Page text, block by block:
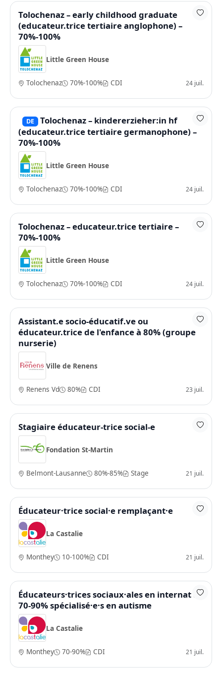
Tolochenaz – early childhood graduate
(educateur.trice tertiaire anglophone) –
70%-100%
Little Green House
Tolochenaz 70%-100% CDI 24 juil.
DE
Tolochenaz – kindererzieher:in hf
(educateur.trice tertiaire germanophone) –
70%-100%
Little Green House
Tolochenaz 70%-100% CDI 24 juil.
Tolochenaz – educateur.trice tertiaire –
70%-100%
Little Green House
Tolochenaz 70%-100% CDI 24 juil.
Assistant.e socio-éducatif.ve ou
éducateur.trice de l'enfance à 80% (groupe
nurserie)
Ville de Renens
Renens Vd 80% CDI 23 juil.
Stagiaire éducateur-trice social-e
Fondation St-Martin
Belmont-Lausanne 80%-85% Stage 21 juil.
Éducateur·trice social·e remplaçant·e
La Castalie
Monthey 10-100% CDI 21 juil.
Éducateurs·trices sociaux·ales en internat à
70-90% spécialisé·e·s en autisme
La Castalie
Monthey 70-90% CDI 21 juil.